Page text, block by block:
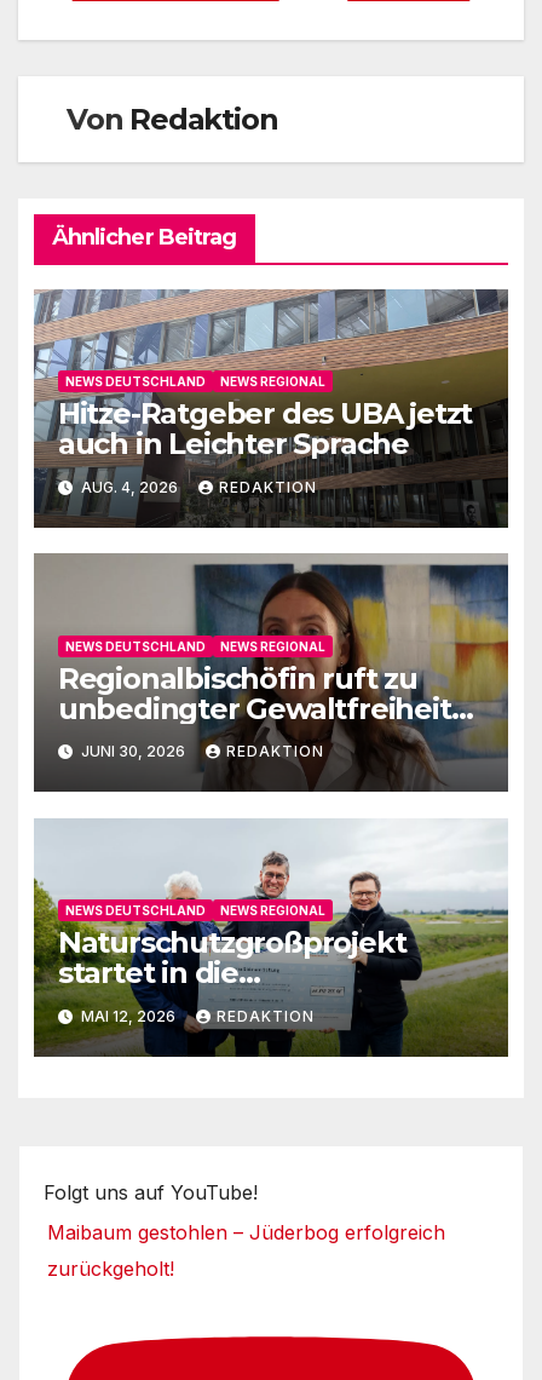
Von Redaktion
Ähnlicher Beitrag
NEWS DEUTSCHLAND NEWS REGIONAL
Hitze-Ratgeber des UBA jetzt
auch in Leichter Sprache
AUG. 4, 2026 REDAKTION
NEWS DEUTSCHLAND NEWS REGIONAL
Regionalbischöfin ruft zu
unbedingter Gewaltfreiheit
aufJUNI 30, 2026 REDAKTION
NEWS DEUTSCHLAND NEWS REGIONAL
Naturschutzgroßprojekt
startet in die
Umsetzungsphase
MAI 12, 2026 REDAKTION
Folgt uns auf YouTube!
Maibaum gestohlen – Jüderbog erfolgreich
zurückgeholt!